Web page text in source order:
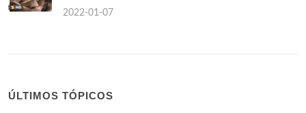
2022-01-07
ÚLTIMOS TÓPICOS